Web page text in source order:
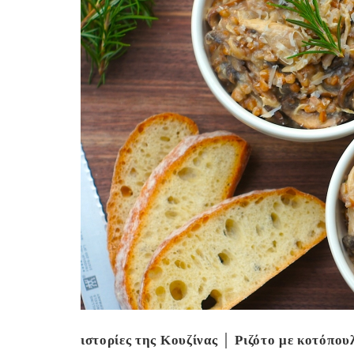
ιστορίες της Κουζίνας │ Ριζότο με